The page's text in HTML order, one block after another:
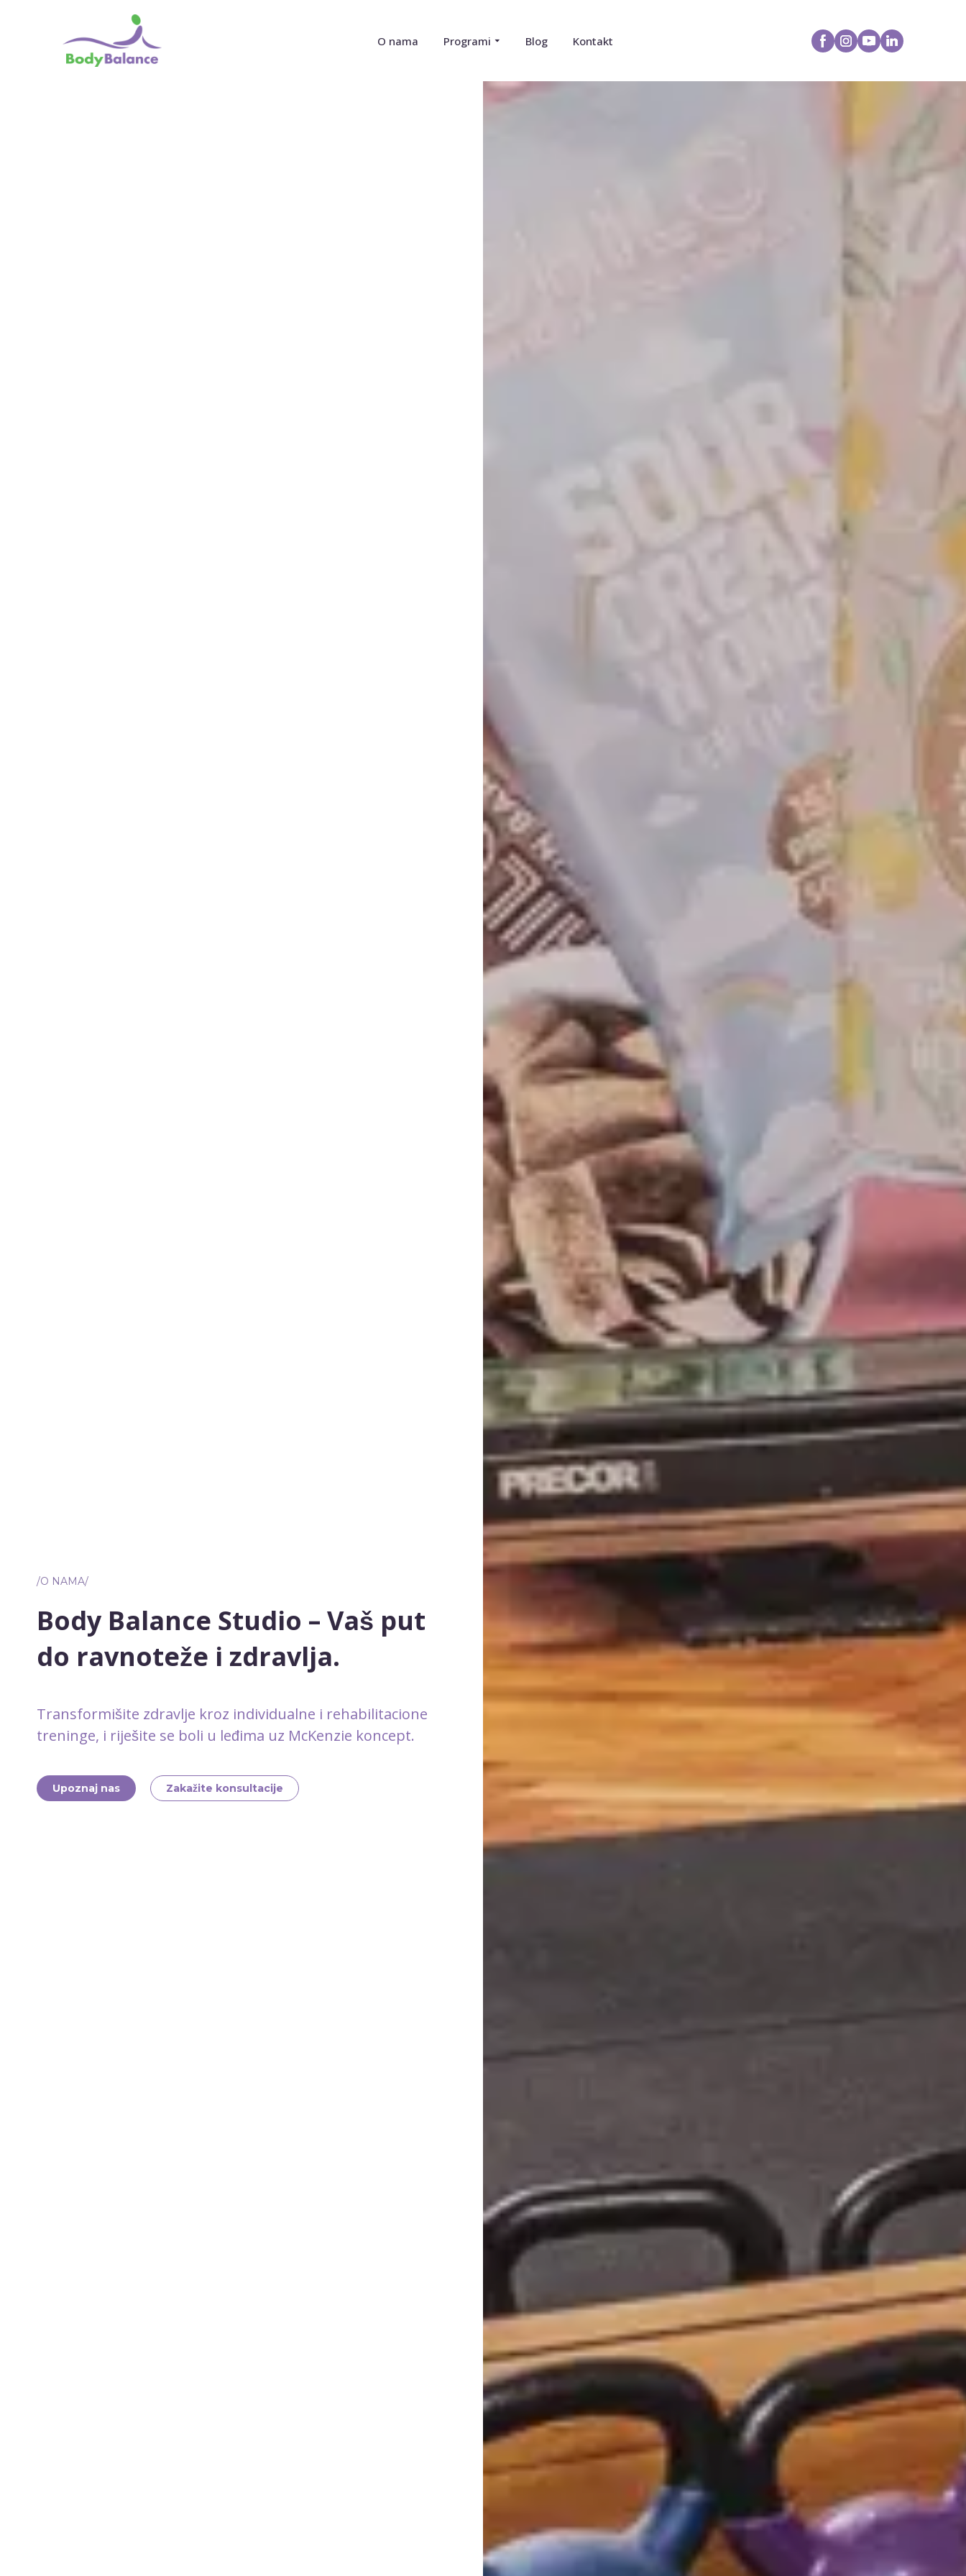
O nama Programi Blog Kontakt
/O NAMA/
Body Balance Studio – Vaš put
do ravnoteže i zdravlja.
Transformišite zdravlje kroz individualne i rehabilitacione
treninge, i riješite se boli u leđima uz McKenzie koncept.
Upoznaj nas Zakažite konsultacije